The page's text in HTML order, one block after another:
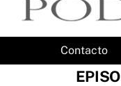
Contacto